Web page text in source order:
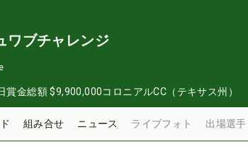
ワブチャレンジ
賞金総額 $9,900,000コロニアルCC（テキサス州）
組み合せ ニュース ライブフォト 出場選手